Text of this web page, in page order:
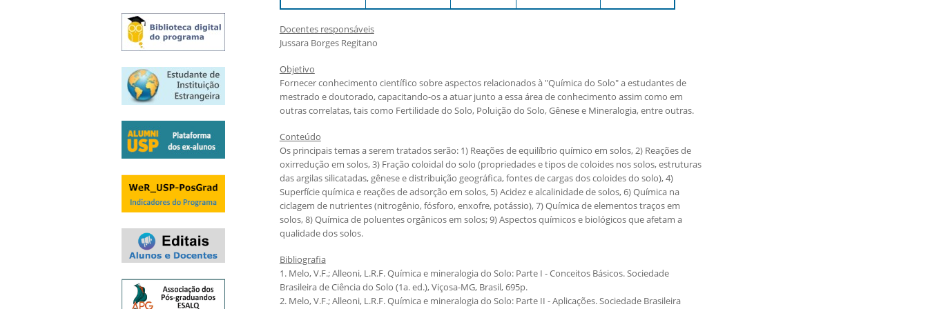
Resultado da seleção
Docentes responsáveis
Jussara Borges Regitano
Objetivo
Fornecer conhecimento científico sobre aspectos relacionados à "Química do Solo" a estudantes de
mestrado e doutorado, capacitando-os a atuar junto a essa área de conhecimento assim como em
outras correlatas, tais como Fertilidade do Solo, Poluição do Solo, Gênese e Mineralogia, entre outras.
Conteúdo
Os principais temas a serem tratados serão: 1) Reações de equilíbrio químico em solos, 2) Reações de
oxirredução em solos, 3) Fração coloidal do solo (propriedades e tipos de coloides nos solos, estruturas
das argilas silicatadas, gênese e distribuição geográfica, fontes de cargas dos coloides do solo), 4)
Superfície química e reações de adsorção em solos, 5) Acidez e alcalinidade de solos, 6) Química na
ciclagem de nutrientes (nitrogênio, fósforo, enxofre, potássio), 7) Química de elementos traços em
solos, 8) Química de poluentes orgânicos em solos; 9) Aspectos químicos e biológicos que afetam a
qualidade dos solos.
Bibliografia
1. Melo, V.F.; Alleoni, L.R.F. Química e mineralogia do Solo: Parte I - Conceitos Básicos. Sociedade
Brasileira de Ciência do Solo (1a. ed.), Viçosa-MG, Brasil, 695p.
2. Melo, V.F.; Alleoni, L.R.F. Química e mineralogia do Solo: Parte II - Aplicações. Sociedade Brasileira